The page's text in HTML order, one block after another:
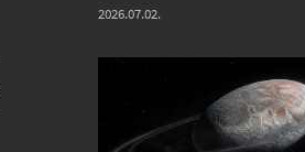
2026.07.02.